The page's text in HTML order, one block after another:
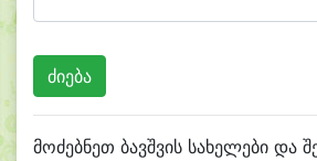
მოძებნეთ ბავშვის სახელები და